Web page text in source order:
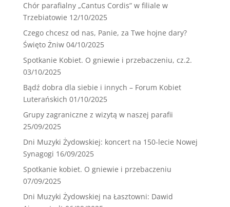
Chór parafialny „Cantus Cordis” w filiale w
Trzebiatowie 12/10/2025
Czego chcesz od nas, Panie, za Twe hojne dary?
Święto Żniw 04/10/2025
Spotkanie Kobiet. O gniewie i przebaczeniu, cz.2.
03/10/2025
Bądź dobra dla siebie i innych – Forum Kobiet
Luterańskich 01/10/2025
Grupy zagraniczne z wizytą w naszej parafii
25/09/2025
Dni Muzyki Żydowskiej: koncert na 150-lecie Nowej
Synagogi 16/09/2025
Spotkanie kobiet. O gniewie i przebaczeniu
07/09/2025
Dni Muzyki Żydowskiej na Łasztowni: Dawid